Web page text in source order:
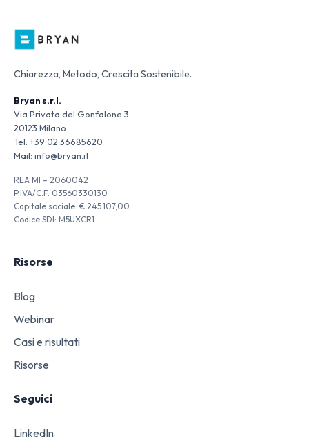
Chiarezza, Metodo, Crescita Sostenibile.
Bryan s.r.l.
Via Privata del Gonfalone 3
20123 Milano
Tel: +39 02 36685620
Mail: info@bryan.it
REA MI – 2060042
P.IVA/C.F. 03560330130
Capitale sociale: € 245.107,00
Codice SDI: M5UXCR1
Risorse
Blog
Webinar
Casi e risultati
Risorse
Seguici
LinkedIn